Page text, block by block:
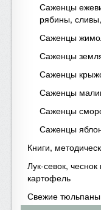
Саженцы
рябины,
Саженцы
Саженцы
Саженцы
Саженцы
Саженцы
Саженцы
Книги,
Лук-севок,
картофель
Свежие тюльпаны